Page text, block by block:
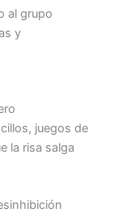
al grupo
y
juegos de
la risa salga